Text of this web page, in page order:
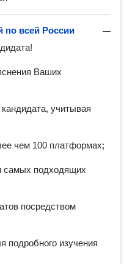
—
по всей России
Ваших
учитывая
чем 100 платформах;
самых подходящих
посредством
подробного изучения